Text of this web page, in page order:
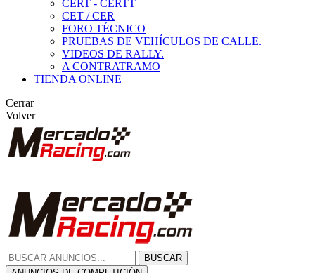
CERT - CERTT
CET / CER
FORO TÉCNICO
PRUEBAS DE VEHÍCULOS DE CALLE.
VIDEOS DE RALLY.
A CONTRATRAMO
TIENDA ONLINE
Cerrar
Volver
BUSCAR
ANUNCIOS DE COMPETICIÓN